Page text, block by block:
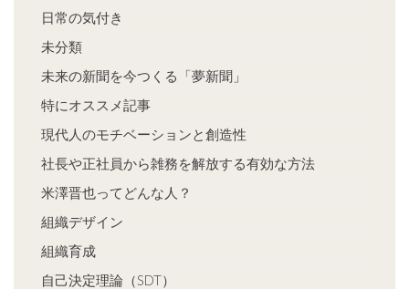
日常の気付き
未分類
未来の新聞を今つくる「夢新聞」
特にオススメ記事
現代人のモチベーションと創造性
社長や正社員から雑務を解放する有効な方法
米澤晋也ってどんな人？
組織デザイン
組織育成
自己決定理論（SDT）